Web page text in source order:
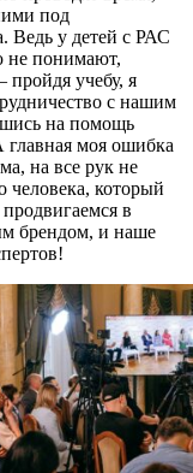
под
Ведь у детей с РАС
не понимают,
пройдя учебу, я
с нашим
на помощь
моя ошибка
на все рук не
человека, который
в
брендом, и наше